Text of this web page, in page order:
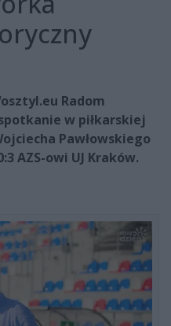
Radom
w piłkarskiej
Pawłowskiego
AZS-owi UJ Kraków.